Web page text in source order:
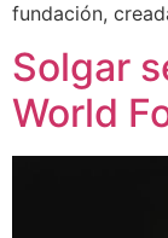
fundación,
Solgar
World